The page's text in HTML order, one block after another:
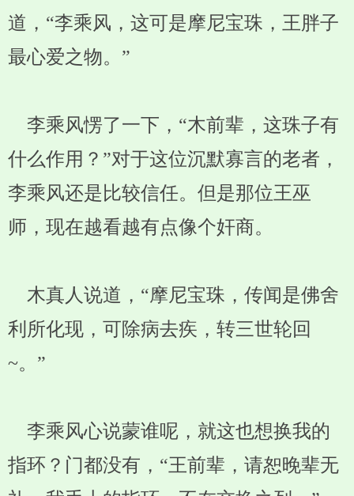
道，“李乘风，这可是摩尼宝珠，王胖子
最心爱之物。”
李乘风愣了一下，“木前辈，这珠子有
什么作用？”对于这位沉默寡言的老者，
李乘风还是比较信任。但是那位王巫
师，现在越看越有点像个奸商。
木真人说道，“摩尼宝珠，传闻是佛舍
利所化现，可除病去疾，转三世轮回
~。”
李乘风心说蒙谁呢，就这也想换我的
指环？门都没有，“王前辈，请恕晚辈无